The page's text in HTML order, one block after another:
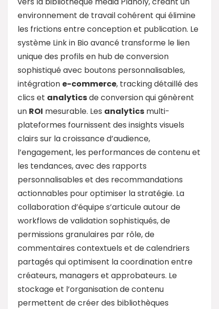
environnement de travail cohérent qui élimine
les frictions entre conception et publication. Le
système Link in Bio avancé transforme le lien
unique des profils en hub de conversion
sophistiqué avec boutons personnalisables,
intégration e-commerce, tracking détaillé des
clics et analyticsde conversion qui génèrent
un ROI mesurable. Les analytics multi-
plateformes fournissent des insights visuels
clairs sur la croissance d’audience,
l’engagement, les performances de contenu et
les tendances, avec des rapports
personnalisables et des recommandations
actionnables pour optimiser la stratégie. La
collaboration d’équipe s’articule autour de
workflows de validation sophistiqués, de
permissions granulaires par rôle, de
commentaires contextuels et de calendriers
partagés qui optimisent la coordination entre
créateurs, managers et approbateurs. Le
stockage et l’organisation de contenu
permettent de créer des bibliothèques